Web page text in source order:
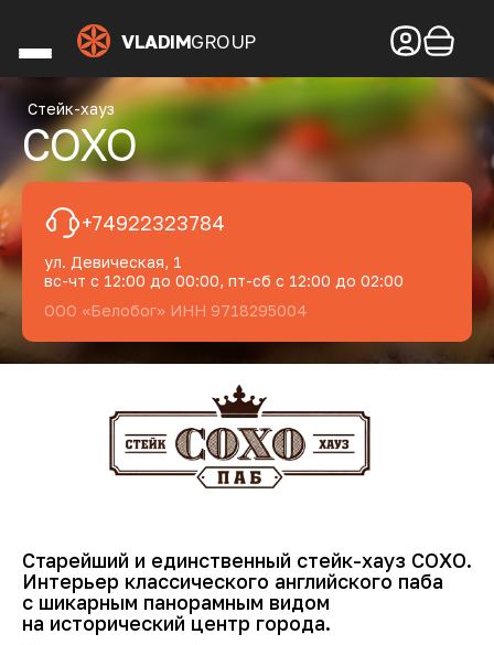
VLADIMGROUP
Cтейк-хауз
СОХО
+74922323784
ул. Девическая, 1
вс-чт с 12:00 до 00:00, пт-сб с 12:00 до 02:00
ООО «Белобог» ИНН 9718295004
Старейший и единственный стейк-хауз СОХО.
Интерьер классического английского паба
с шикарным панорамным видом
на исторический центр города.